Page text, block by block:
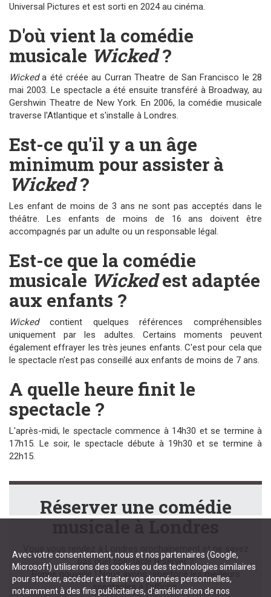
Universal Pictures et est sorti en 2024 au cinéma.
D'où vient la comédie
musicale Wicked?
Wickeda été créée au Curran Theatre de San Francisco le 28
mai 2003. Le spectacle a été ensuite transféré à Broadway, au
Gershwin Theatre de New York. En 2006, la comédie musicale
traverse l'Atlantique et s'installe à Londres.
Est-ce qu'il y a un âge
minimum pour assister à
Wicked?
Les enfant de moins de 3 ans ne sont pas acceptés dans le
théâtre. Les enfants de moins de 16 ans doivent être
accompagnés par un adulte ou un responsable légal.
Est-ce que la comédie
musicale Wickedest adaptée
aux enfants ?
Wickedcontient quelques références compréhensibles
uniquement par les adultes. Certains moments peuvent
également effrayer les très jeunes enfants. C'est pour cela que
le spectacle n'est pas conseillé aux enfants de moins de 7 ans.
A quelle heure finit le
spectacle ?
L'après-midi, le spectacle commence à 14h30 et se termine à
17h15. Le soir, le spectacle débute à 19h30 et se termine à
22h15.
Réserver une comédie
musicale à Londres
Vous vous rendez à Londres prochainement et ne savez
pas quel spectacle réserver ?
Bonne nouvelle ! Nous avons répertorié les meilleurs
spectacles à l'affiche.
Avec votre consentement, nous et nos partenaires (Google,
Microsoft) utiliserons des cookies ou des technologies similaires
pour stocker, accéder et traiter vos données personnelles,
notamment à des fins publicitaires, d'amélioration de nos